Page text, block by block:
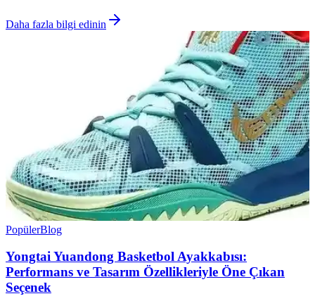
Daha fazla bilgi edinin
PopülerBlog
Yongtai Yuandong Basketbol Ayakkabısı:
Performans ve Tasarım Özellikleriyle Öne Çıkan
Seçenek